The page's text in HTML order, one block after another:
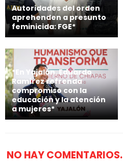
Autoridades del orden
aprehenden a presunto
feminicida: FGE*
*En Yajalón, Eduardo
Ramírez refrenda
compromiso con la
educación y la atención
a mujeres*
NO HAY COMENTARIOS.